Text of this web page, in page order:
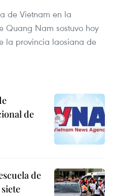
de Vietnam en la
Quang Nam sostuvo hoy
la provincia laosiana de
de
de